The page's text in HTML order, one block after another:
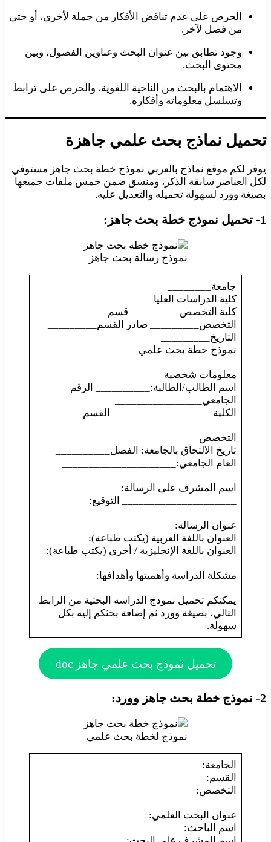
الحرص على عدم تناقض الأفكار من جملة لأخرى، أو حتى
من فصل لآخر.
وجود تطابق بين عنوان البحث وعناوين الفصول، وبين
محتوى البحث.
الاهتمام بالبحث من الناحية اللغوية، والحرص على ترابط
وتسلسل معلوماته وأفكاره.
تحميل نماذج بحث علمي جاهزة
يوفر لكم موقع نماذج بالعربي نموذج خطة بحث جاهز مستوفي
لكل العناصر سابقة الذكر، ومنسق ضمن خمس ملفات جميعها
بصيغة وورد لسهولة تحميله والتعديل عليه.
1- تحميل نموذج خطة بحث جاهز:
نموذج رسالة بحث جاهز
جامعة________
كلية الدراسات العليا
كلية التخصص_________ قسم
التخصص_________ صادر القسم_________
التاريخ_________
نموذج خطة بحث علمي
معلومات شخصية
اسم الطالب/الطالبة:__________ الرقم
الجامعي________________
الكلية __________________ القسم
التخصص_______________________
تاريخ الالتحاق بالجامعة: الفصل__________
العام الجامعي:_____________________
اسم المشرف على الرسالة:
_____________________ التوقيع:
عنوان الرسالة:
العنوان باللغة العربية (يكتب طباعة):
العنوان باللغة الإنجليزية / أخرى (يكتب طباعة):
مشكلة الدراسة وأهميتها وأهدافها:
يمكنكم تحميل نموذج الدراسة البحثية من الرابط
التالي، بصيغة وورد ثم إضافة بحثكم إليه بكل
سهولة.
تحميل نموذج بحث علمي جاهز doc
2- نموذج خطة بحث جاهز وورد:
نموذج لخطة بحث علمي
الجامعة:
القسم:
التخصص:
عنوان البحث العلمي:
اسم الباحث: